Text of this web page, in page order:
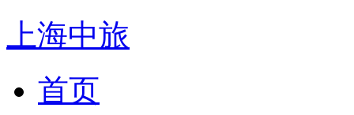
上海中旅
首页